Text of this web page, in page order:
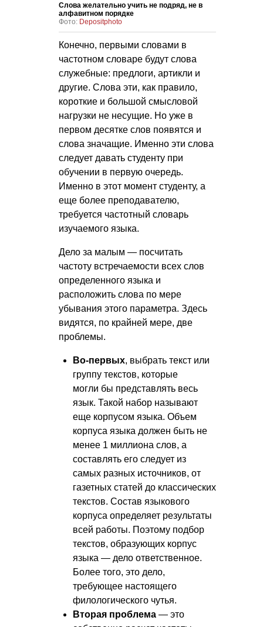
Слова желательно учить не подряд, не в
алфавитном порядке
Фото: Depositphoto
Конечно, первыми словами в
частотном словаре будут слова
служебные: предлоги, артикли и
другие. Слова эти, как правило,
короткие и большой смысловой
нагрузки не несущие. Но уже в
первом десятке слов появятся и
слова значащие. Именно эти слова
следует давать студенту при
обучении в первую очередь.
Именно в этот момент студенту, а
еще более преподавателю,
требуется частотный словарь
изучаемого языка.
Дело за малым — посчитать
частоту встречаемости всех слов
определенного языка и
расположить слова по мере
убывания этого параметра. Здесь
видятся, по крайней мере, две
проблемы.
Во-первых, выбрать текст или
группу текстов, которые
могли бы представлять весь
язык. Такой набор называют
еще корпусом языка. Объем
корпуса языка должен быть не
менее 1 миллиона слов, а
составлять его следует из
самых разных источников, от
газетных статей до классических
текстов. Состав языкового
корпуса определяет результаты
всей работы. Поэтому подбор
текстов, образующих корпус
языка — дело ответственное.
Более того, это дело,
требующее настоящего
филологического чутья.
Вторая проблема — это